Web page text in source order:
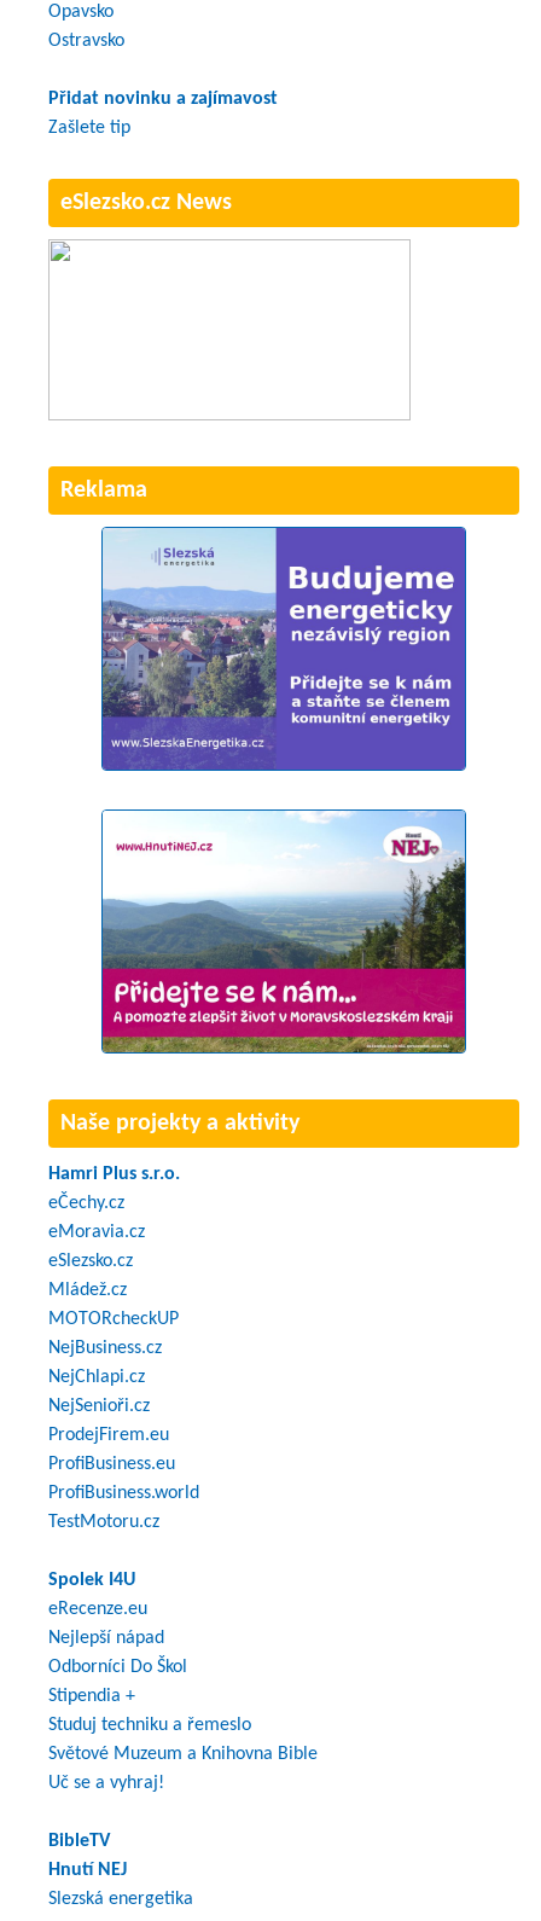
Opavsko
Ostravsko
Přidat novinku a zajímavost
Zašlete tip
eSlezsko.cz News
Reklama
Naše projekty a aktivity
Hamri Plus s.r.o.
eČechy.cz
eMoravia.cz
eSlezsko.cz
Mládež.cz
MOTORcheckUP
NejBusiness.cz
NejChlapi.cz
NejSenioři.cz
ProdejFirem.eu
ProfiBusiness.eu
ProfiBusiness.world
TestMotoru.cz
Spolek I4U
eRecenze.eu
Nejlepší nápad
Odborníci Do Škol
Stipendia +
Studuj techniku a řemeslo
Světové Muzeum a Knihovna Bible
Uč se a vyhraj!
BibleTV
Hnutí NEJ
Slezská energetika